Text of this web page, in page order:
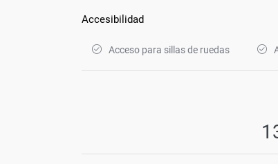
Accesibilidad
Acceso para sillas de ruedas